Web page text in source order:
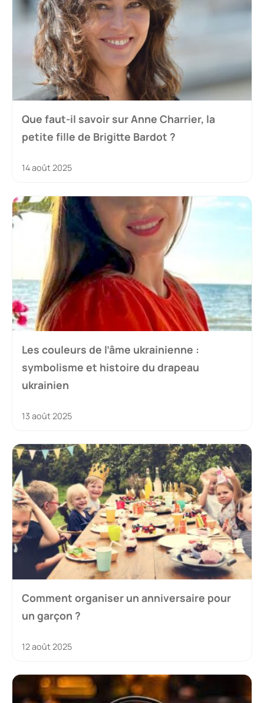
Que faut-il savoir sur Anne Charrier, la
petite fille de Brigitte Bardot ?
14 août 2025
Les couleurs de l’âme ukrainienne :
symbolisme et histoire du drapeau
ukrainien
13 août 2025
Comment organiser un anniversaire pour
un garçon ?
12 août 2025